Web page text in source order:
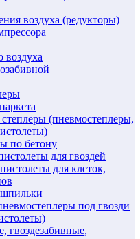
воздуха (редукторы)
воздуха
(пневмостеплеры,
по бетону
для гвоздей
для клеток,
под гвозди
гвоздезабивные,